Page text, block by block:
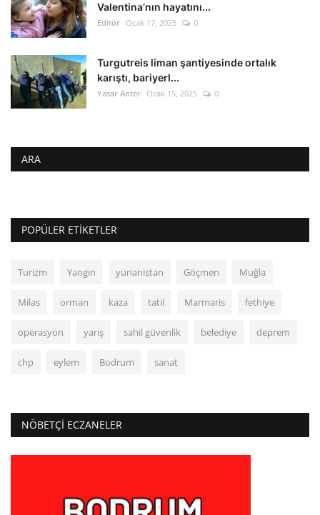
Valentina’nın hayatını...
Editör Ocak 17, 2025 0
Turgutreis liman şantiyesinde ortalık
karıştı, bariyerl...
Yasar Anter Ocak 15, 2025 0
ARA
POPÜLER ETIKETLER
Turizm Yangın yunanistan Göçmen Muğla
Milas orman kaza tatil Marmaris fethiye
operasyon yarış sahil güvenlik belediye deprem
chp eylem Bodrum sanat
NÖBETÇI ECZANELER